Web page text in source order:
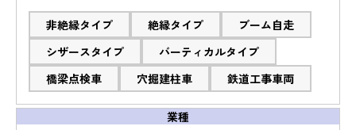
非絶縁タイプ 絶縁タイプ
ブーム自走
シザースタイプ
バーティカルタイプ
橋梁点検車
穴掘建柱車 鉄道工事車両
業種